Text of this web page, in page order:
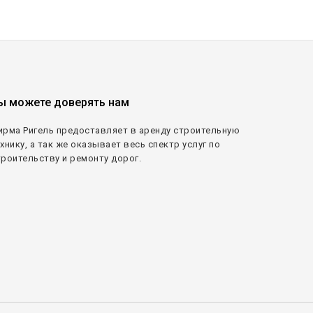
можете доверять нам
Ригель предоставляет в аренду строительную
а так же оказывает весь спектр услуг по
и ремонту дорог.